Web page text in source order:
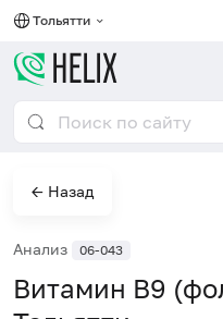
Тольятти
← Назад
Анализ 06-043
Витамин B9